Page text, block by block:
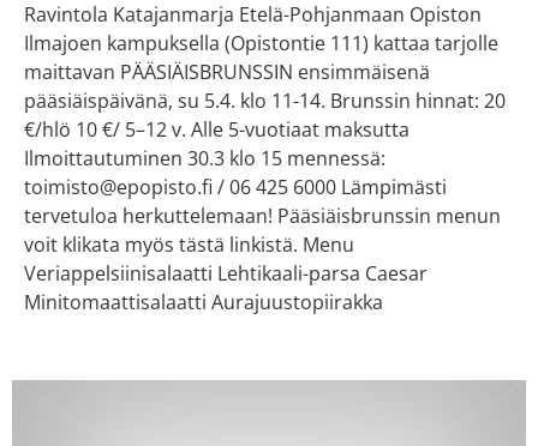
Ravintola Katajanmarja Etelä-Pohjanmaan Opiston
Ilmajoen kampuksella (Opistontie 111) kattaa tarjolle
maittavan PÄÄSIÄISBRUNSSIN ensimmäisenä
pääsiäispäivänä, su 5.4. klo 11-14. Brunssin hinnat: 20
€/hlö 10 €/ 5–12 v. Alle 5-vuotiaat maksutta
Ilmoittautuminen 30.3 klo 15 mennessä:
toimisto@epopisto.fi / 06 425 6000 Lämpimästi
tervetuloa herkuttelemaan! Pääsiäisbrunssin menun
voit klikata myös tästä linkistä. Menu
Veriappelsiinisalaatti Lehtikaali-parsa Caesar
Minitomaattisalaatti Aurajuustopiirakka